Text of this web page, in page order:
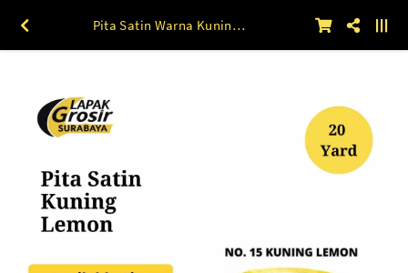
Pita Satin Warna Kuning Lemon (15) 1.5